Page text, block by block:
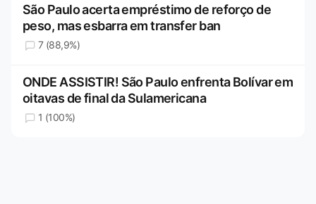
São Paulo acerta empréstimo de reforço de
peso, mas esbarra em transfer ban
7 (88,9%)
ONDE ASSISTIR! São Paulo enfrenta Bolívar em
oitavas de final da Sulamericana
1 (100%)